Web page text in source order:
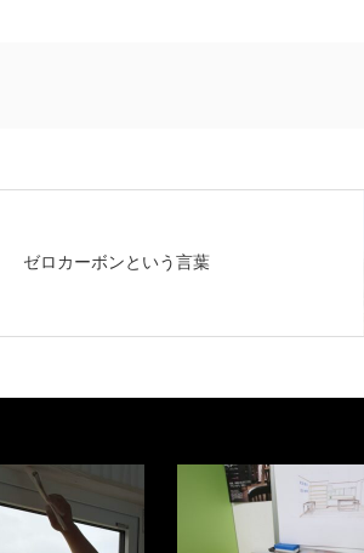
ゼロカーボンという言葉